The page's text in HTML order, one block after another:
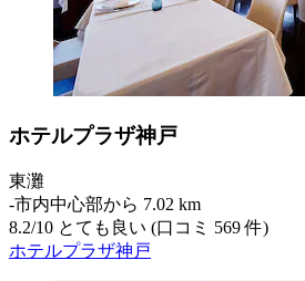
ホテルプラザ神戸
東灘
‐市内中心部から 7.02 km
8.2/10 とても良い (口コミ 569 件)
ホテルプラザ神戸